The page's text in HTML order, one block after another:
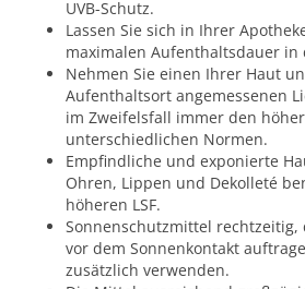
UVB-Schutz.
Lassen Sie sich in Ihrer
maximalen Aufenthaltsdauer in
Nehmen Sie einen Ihrer Haut
Aufenthaltsort angemessenen
im Zweifelsfall immer den
unterschiedlichen Normen.
Empfindliche und exponierte
Ohren, Lippen und Dekolleté
höheren LSF.
Sonnenschutzmittel rechtzeitig,
vor dem Sonnenkontakt
zusätzlich verwenden.